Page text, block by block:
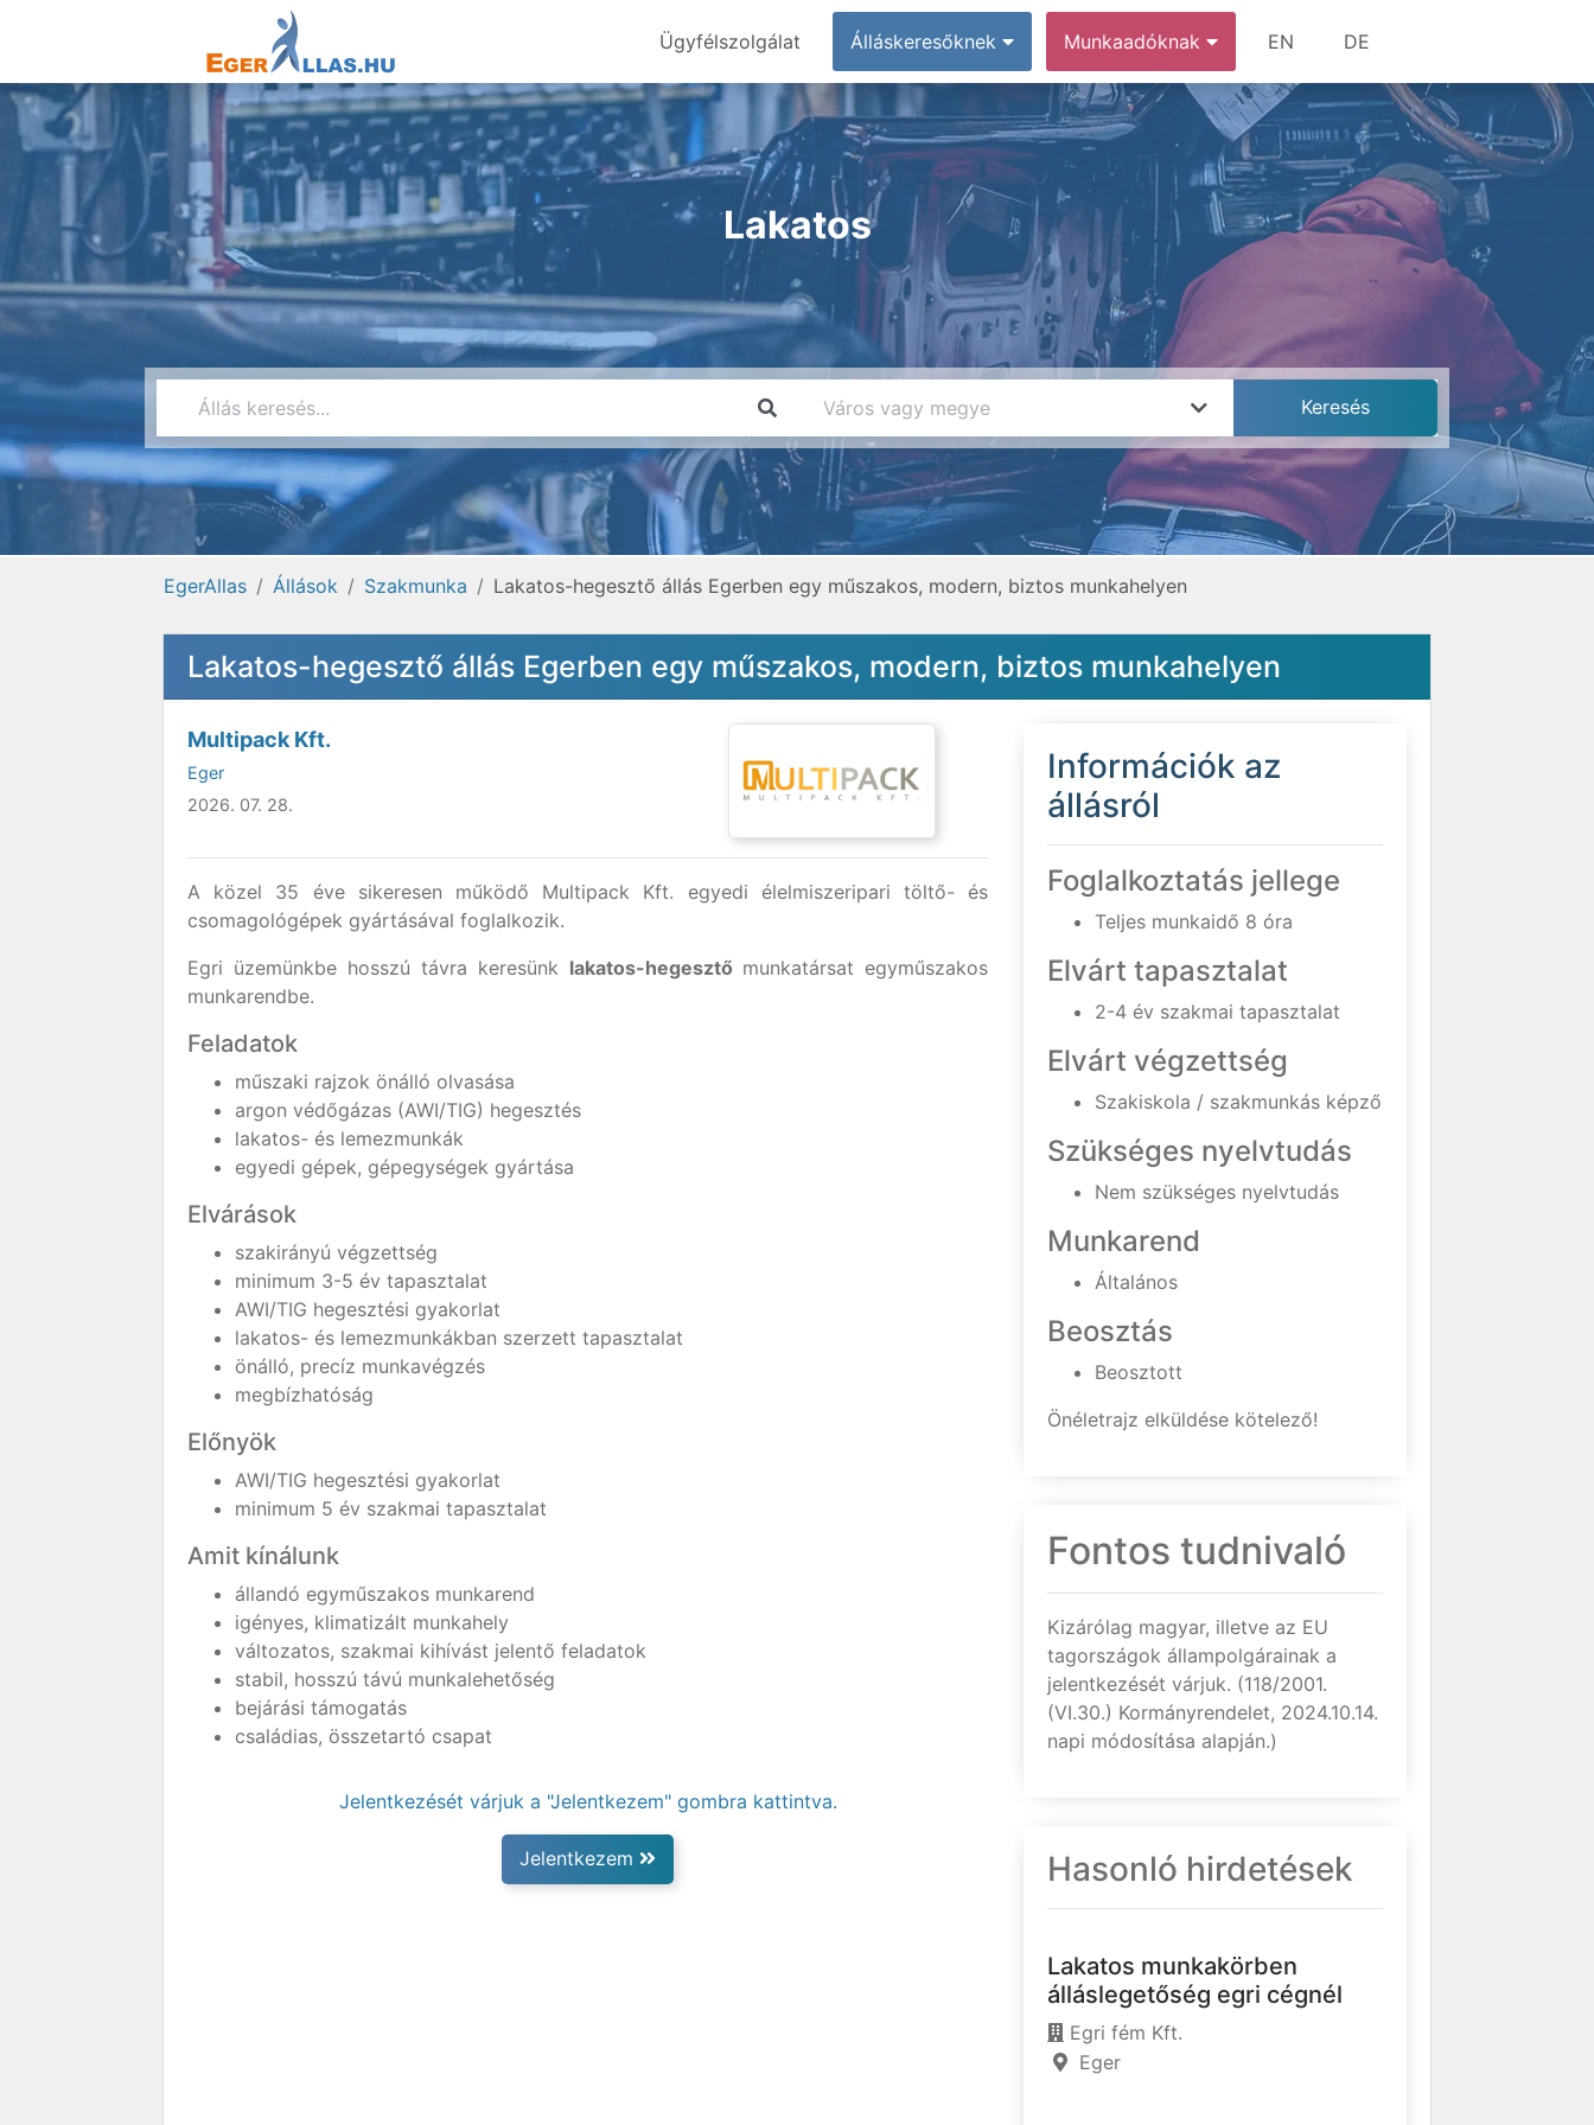
Ügyfélszolgálat Álláskeresőknek Munkaadóknak EN DE
Lakatos
EgerAllas Állások Szakmunka Lakatos-hegesztő állás Egerben egy műszakos, modern, biztos munkahelyen
Lakatos-hegesztő állás Egerben egy műszakos, modern, biztos munkahelyen
Multipack Kft.
Eger
2026. 07. 28.
A közel 35 éve sikeresen működő Multipack Kft. egyedi élelmiszeripari töltő- és
csomagológépek gyártásával foglalkozik.
Egri üzemünkbe hosszú távra keresünk lakatos-hegesztő munkatársat egyműszakos
munkarendbe.
Feladatok
műszaki rajzok önálló olvasása
argon védőgázas (AWI/TIG) hegesztés
lakatos- és lemezmunkák
egyedi gépek, gépegységek gyártása
Elvárások
szakirányú végzettség
minimum 3-5 év tapasztalat
AWI/TIG hegesztési gyakorlat
lakatos- és lemezmunkákban szerzett tapasztalat
önálló, precíz munkavégzés
megbízhatóság
Előnyök
AWI/TIG hegesztési gyakorlat
minimum 5 év szakmai tapasztalat
Amit kínálunk
állandó egyműszakos munkarend
igényes, klimatizált munkahely
változatos, szakmai kihívást jelentő feladatok
stabil, hosszú távú munkalehetőség
bejárási támogatás
családias, összetartó csapat
Jelentkezését várjuk a "Jelentkezem" gombra kattintva.
Jelentkezem
Információk az
állásról
Foglalkoztatás jellege
Teljes munkaidő 8 óra
Elvárt tapasztalat
2-4 év szakmai tapasztalat
Elvárt végzettség
Szakiskola / szakmunkás képző
Szükséges nyelvtudás
Nem szükséges nyelvtudás
Munkarend
Általános
Beosztás
Beosztott
Önéletrajz elküldése kötelező!
Fontos tudnivaló
Kizárólag magyar, illetve az EU
tagországok állampolgárainak a
jelentkezését várjuk. (118/2001.
(VI.30.) Kormányrendelet, 2024.10.14.
napi módosítása alapján.)
Hasonló hirdetések
Lakatos munkakörben
álláslegetőség egri cégnél
Egri fém Kft.
Eger